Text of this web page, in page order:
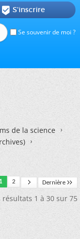
Se souvenir de moi ?
 S'inscrire
de la science
1 2 Dernière
résultats 1 à 30 sur 75